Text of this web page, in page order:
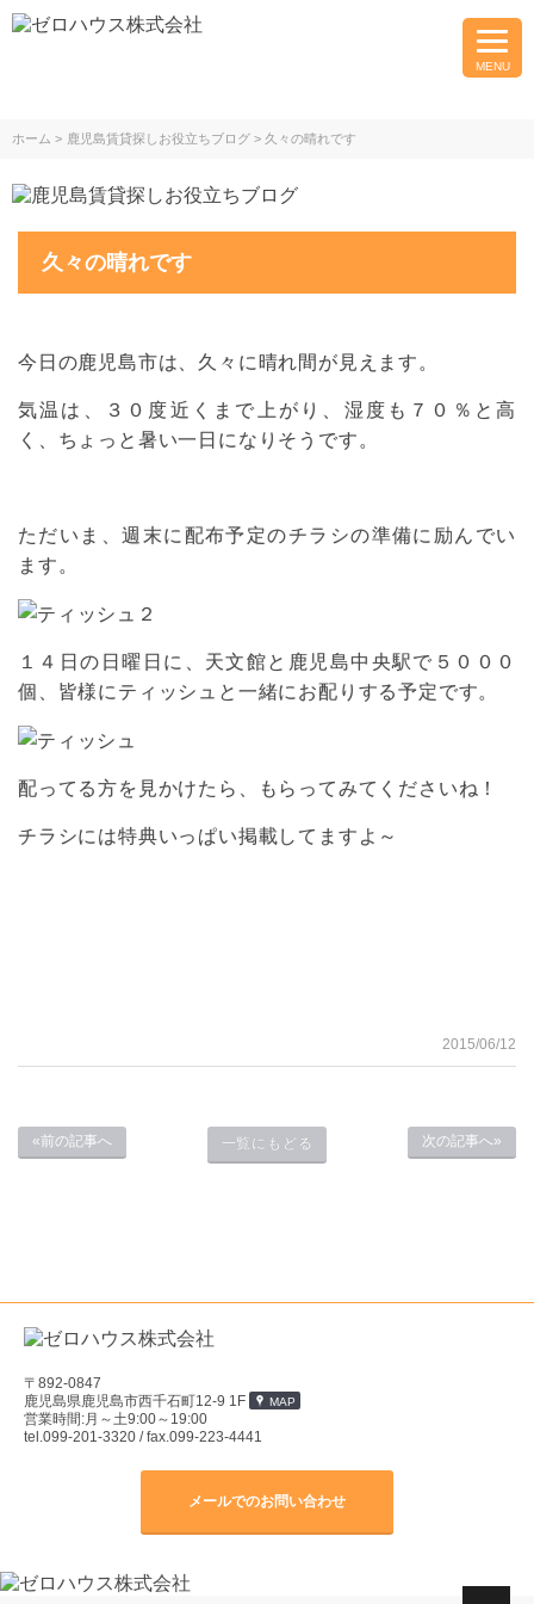
MENU
ホーム 鹿児島賃貸探しお役立ちブログ 久々の晴れです
久々の晴れです
今日の鹿児島市は、久々に晴れ間が見えます。
気温は、３０度近くまで上がり、湿度も７０％と高
く、ちょっと暑い一日になりそうです。
ただいま、週末に配布予定のチラシの準備に励んでい
ます。
１４日の日曜日に、天文館と鹿児島中央駅で５０００
個、皆様にティッシュと一緒にお配りする予定です。
配ってる方を見かけたら、もらってみてくださいね！
チラシには特典いっぱい掲載してますよ～
2015/06/12
«前の記事へ 次の記事へ»
一覧にもどる
〒892-0847
鹿児島県鹿児島市西千石町12-9 1F
MAP
営業時間:月～土9:00～19:00
tel.099-201-3320 / fax.099-223-4441
メールでのお問い合わせ